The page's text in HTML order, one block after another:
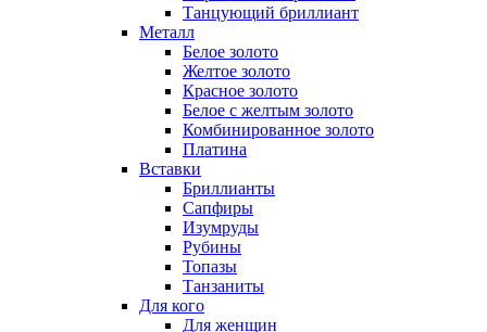
Танцующий бриллиант
Металл
Белое золото
Желтое золото
Красное золото
Белое с желтым золото
Комбинированное золото
Платина
Вставки
Бриллианты
Сапфиры
Изумруды
Рубины
Топазы
Танзаниты
Для кого
Для женщин